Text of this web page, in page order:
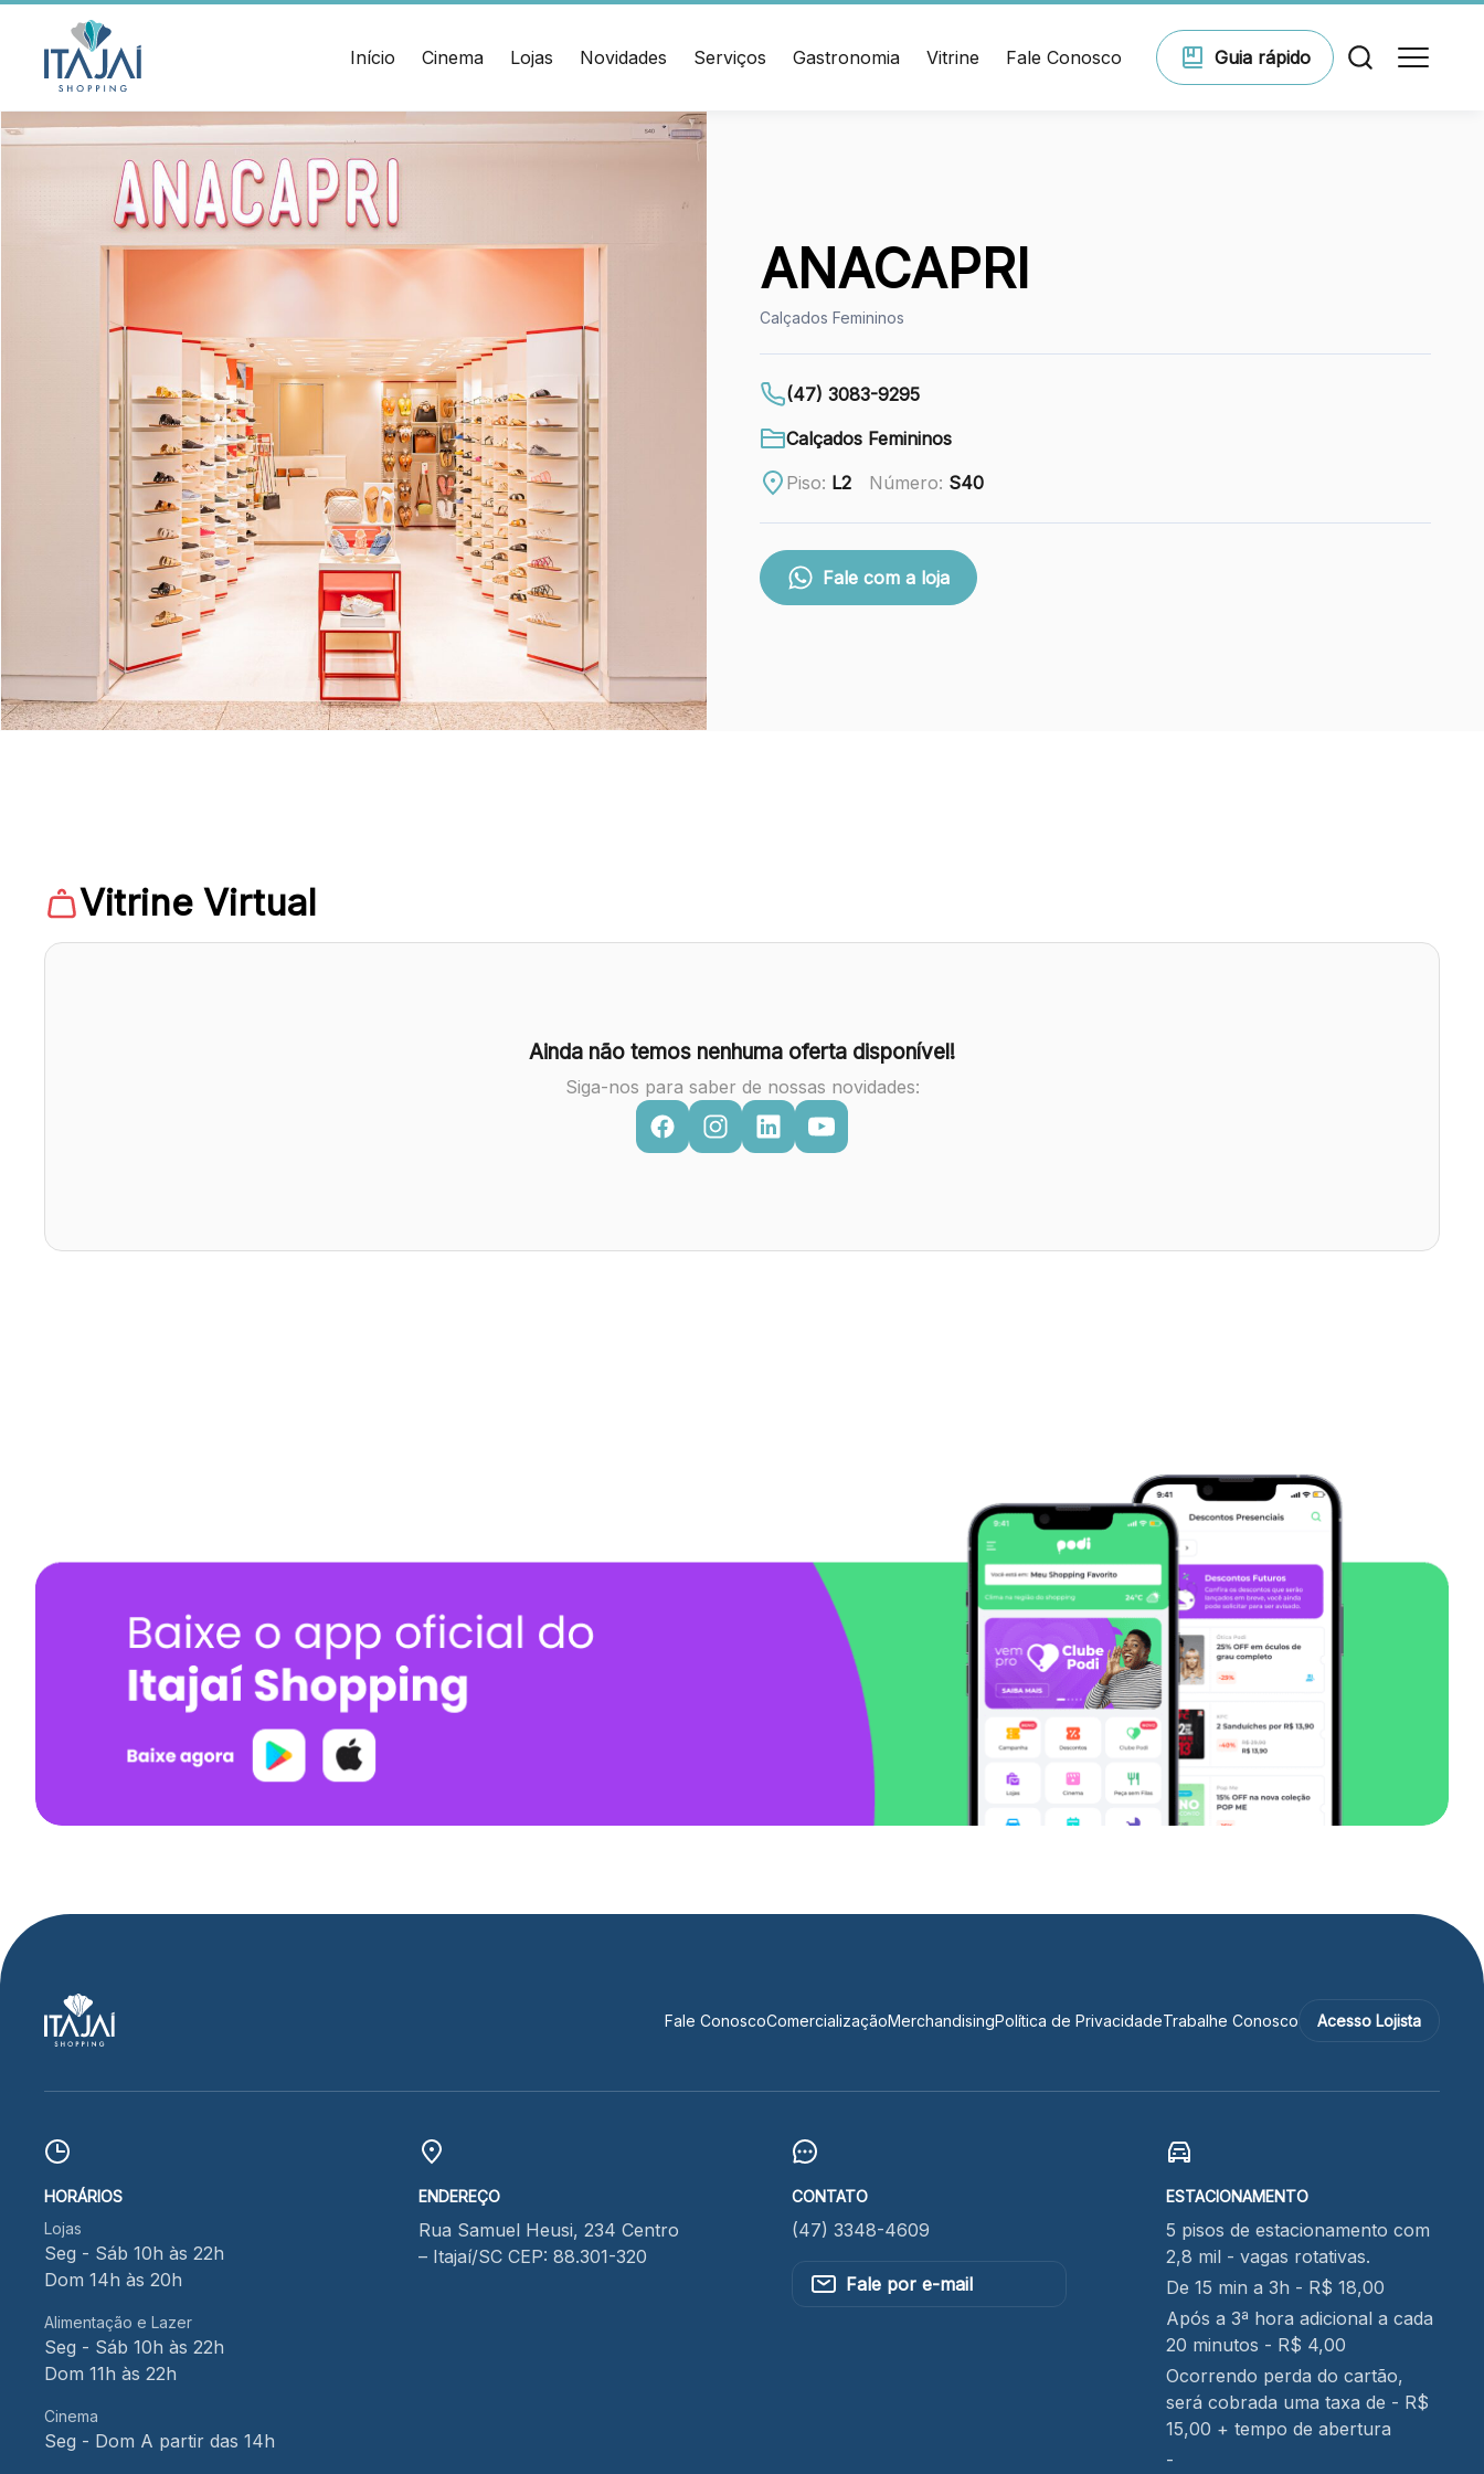
Início Cinema Lojas Novidades Serviços Gastronomia Vitrine Fale Conosco Guia rápido
HORÁRIOS
Lojas
Seg - Sáb 10h às 22h
Dom 14h às 20h
Seg - Sáb 10h às 22h
Dom 11h às 22h
Seg - Dom A partir das 14h
Chamar Uber
ANACAPRI
Calçados Femininos
(47) 3083-9295
Calçados Femininos
Piso: L2 Número: S40
Fale com a loja
Vitrine Virtual
Ainda não temos nenhuma oferta disponível!
Siga-nos para saber de nossas novidades:
Ver
local
Chamar
Uber
Fale ConoscoComercializaçãoMerchandisingPolítica de PrivacidadeTrabalhe Conosco Acesso Lojista
HORÁRIOS
Lojas
Seg - Sáb 10h às 22h
Dom 14h às 20h
Alimentação e Lazer
Seg - Sáb 10h às 22h
Dom 11h às 22h
Cinema
Seg - Dom A partir das 14h
ENDEREÇO
Rua Samuel Heusi, 234 Centro
– Itajaí/SC CEP: 88.301-320
CONTATO
(47) 3348-4609
Fale por e-mail
ESTACIONAMENTO
5 pisos de estacionamento com
2,8 mil - vagas rotativas.
De 15 min a 3h - R$ 18,00
Após a 3ª hora adicional a cada
20 minutos - R$ 4,00
Ocorrendo perda do cartão,
será cobrada uma taxa de - R$
15,00 + tempo de abertura
-
Divulgue suas
promoções no
shopping.